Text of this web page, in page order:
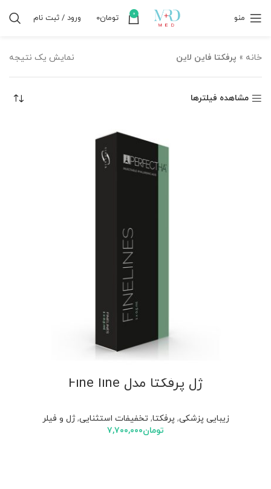
منو 0 تومان۰ ورود / ثبت نام
خانه » پرفکتا فاین لاین نمایش یک نتیجه
مشاهده فیلترها
ژل پرفکتا مدل Fine line
زیبایی پزشکی, پرفکتا,تخفیفات استثنایی,ژل و فیلر
تومان۷,۷۰۰,۰۰۰